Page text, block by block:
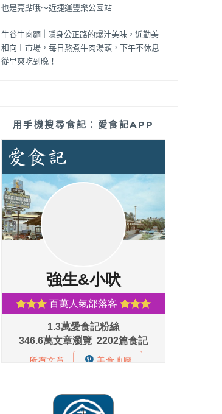
也是亮點哦～近捷運豐樂公園站
牛谷牛肉麵 | 隱身公正路的爆汁美味，近勤美
和向上市場，每日熬煮牛肉湯頭，下午不休息
從早爽吃到晚！
用手機搜尋食記：愛食記APP